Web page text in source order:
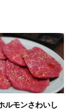
ルモンさわいし